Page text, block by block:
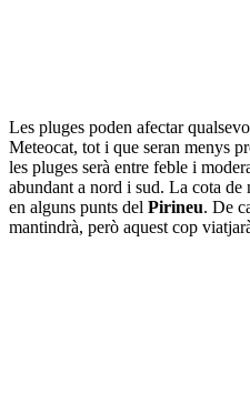
Les pluges poden afectar
Meteocat, tot i que seran menys
les pluges serà entre feble i
abundant a nord i sud. La cota de
en alguns punts del Pirineu. De
mantindrà, però aquest cop